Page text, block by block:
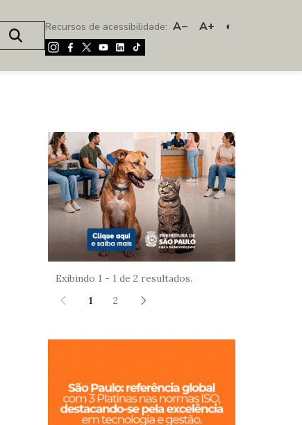
Recursos de acessibilidade: A− A+ ◐
Imagem de
Exibindo 1 - 1 de 2 resultados.
1
2